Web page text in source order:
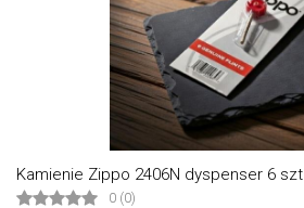
Kamienie Zippo 2406N dyspenser 6 szt
0 (0)